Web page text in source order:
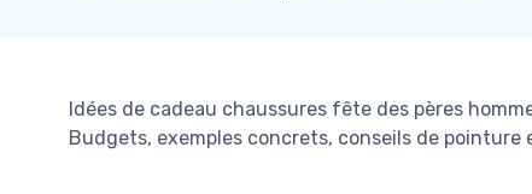
Idées de cadeau chaussures fête des pères
Budgets, exemples concrets, conseils de pointure